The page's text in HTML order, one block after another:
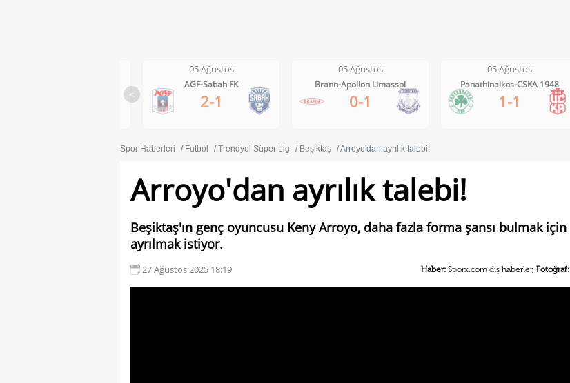
<
05 Ağustos
AGF-Sabah FK
2-1
05 Ağustos
Brann-Apollon Limassol
0-1
05 Ağustos
Panathinaikos-CSKA 1948
1-1
Spor Haberleri Futbol Trendyol Süper Lig Beşiktaş Arroyo'dan ayrılık talebi!
Arroyo'dan ayrılık talebi!
Beşiktaş'ın genç oyuncusu Keny Arroyo, daha fazla forma şansı bulmak için
ayrılmak istiyor.
27 Ağustos 2025 18:19 Haber: Sporx.com dış haberler, Fotoğraf: